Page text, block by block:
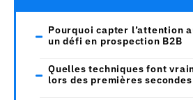
Pourquoi capter l’attention
un défi en prospection B2B
Quelles techniques font
lors des premières secondes